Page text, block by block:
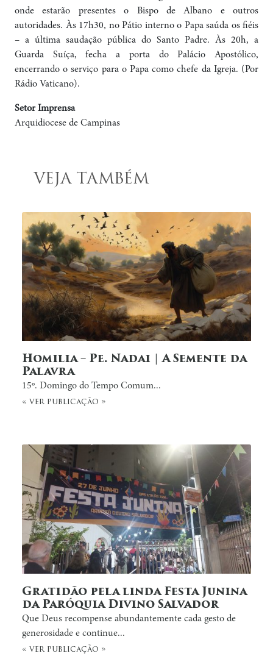
onde estarão presentes o Bispo de Albano e outros
autoridades. Às 17h30, no Pátio interno o Papa saúda os fiéis
– a última saudação pública do Santo Padre. Às 20h, a
Guarda Suíça, fecha a porta do Palácio Apostólico,
encerrando o serviço para o Papa como chefe da Igreja. (Por
Rádio Vaticano).
Setor Imprensa
Arquidiocese de Campinas
VEJA TAMBÉM
Homilia – Pe. Nadai | A Semente da
Palavra
15º. Domingo do Tempo Comum...
« ver publicação »
Gratidão pela linda Festa Junina
da Paróquia Divino Salvador
Que Deus recompense abundantemente cada gesto de
generosidade e continue...
« ver publicação »